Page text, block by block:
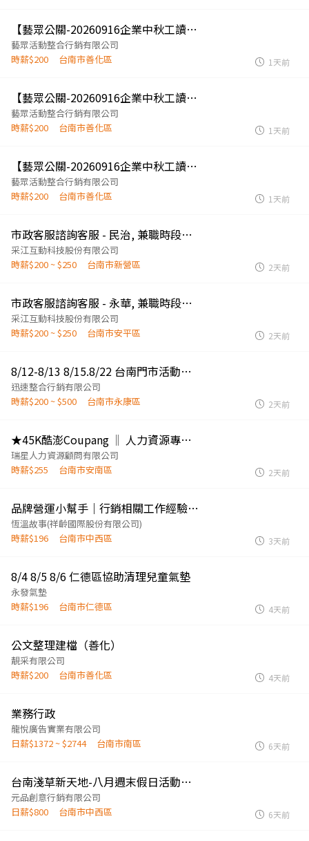
【藝眾公關-20260916企業中秋工讀生-台南撤場組】
藝眾活動整合行銷有限公司
時薪$200
台南市善化區 1天前
【藝眾公關-20260916企業中秋工讀生-台南執行組】
藝眾活動整合行銷有限公司
時薪$200
台南市善化區 1天前
【藝眾公關-20260916企業中秋工讀生-台南進場組】
藝眾活動整合行銷有限公司
時薪$200
台南市善化區 1天前
市政客服諮詢客服 - 民治, 兼職時段多元
采江互動科技股份有限公司
時薪$200 ~ $250
台南市新營區 2天前
市政客服諮詢客服 - 永華, 兼職時段多元
采江互動科技股份有限公司
時薪$200 ~ $250
台南市安平區 2天前
8/12-8/13 8/15.8/22 台南門市活動人員
迅速整合行銷有限公司
時薪$200 ~ $500
台南市永康區 2天前
★45K酷澎Coupang ‖ 人力資源專員HRM#台南
瑞星人力資源顧問有限公司
時薪$255
台南市安南區 2天前
品牌營運小幫手｜行銷相關工作經驗優先錄取
恆溫故事(祥齡國際股份有限公司)
時薪$196
台南市中西區 3天前
8/4 8/5 8/6 仁德區協助清理兒童氣墊
永發氣墊
時薪$196
台南市仁德區 4天前
公文整理建檔（善化）
靚采有限公司
時薪$200
台南市善化區 4天前
業務行政
龍悅廣告實業有限公司
日薪$1372 ~ $2744
台南市南區 6天前
台南淺草新天地-八月週末假日活動人員
元品創意行銷有限公司
日薪$800
台南市中西區 6天前